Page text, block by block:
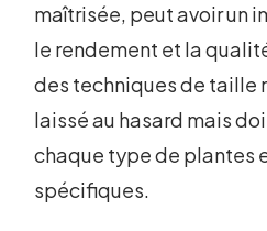
maîtrisée, peut avoir un
le rendement et la
des techniques de taille
laissé au hasard mais
chaque type de plantes
spécifiques.